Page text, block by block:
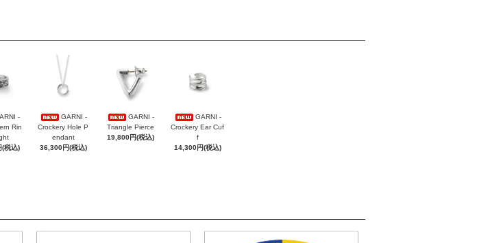
-
Rin
税込)
GARNI -
Crockery Hole P
endant
36,300円(税込)
GARNI -
Triangle Pierce
19,800円(税込)
GARNI -
Crockery Ear Cuf
f
14,300円(税込)